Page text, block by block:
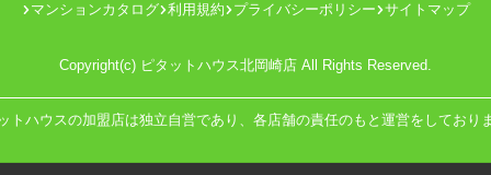
マンションカタログ 利用規約 プライバシーポリシー サイトマップ
Copyright(c) ピタットハウス北岡崎店 All Rights Reserved.
トハウスの加盟店は独立自営であり、各店舗の責任のもと運営をしており